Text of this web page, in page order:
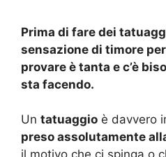
Prima di fare dei
sensazione di timore
provare è tanta e c’è
sta facendo.
Un tatuaggio è davvero
preso assolutamente
il motivo che ci spinga o